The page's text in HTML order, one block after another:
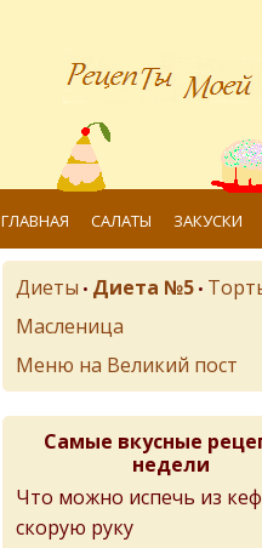
ГЛАВНАЯ САЛАТЫ ЗАКУСКИ
Диеты • Диета №5 •
Масленица
Меню на Великий пост
Самые вкусные
недели
Что можно испечь из
скорую руку